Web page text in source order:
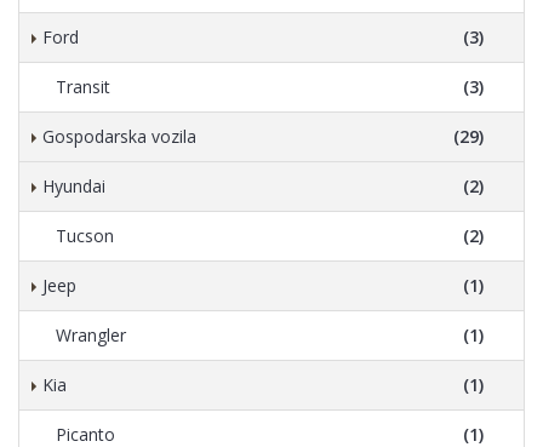
Ford (3)
Transit (3)
Gospodarska vozila (29)
Hyundai (2)
Tucson (2)
Jeep (1)
Wrangler (1)
Kia (1)
Picanto (1)